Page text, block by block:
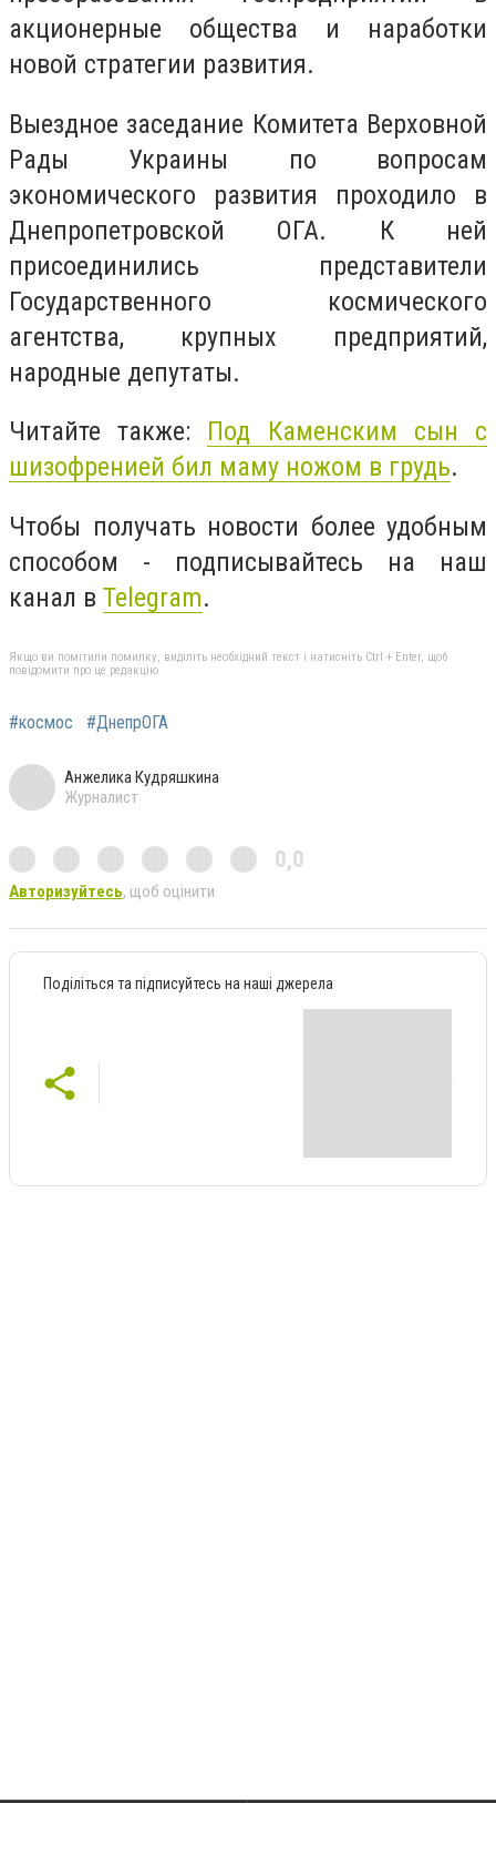
акционерные общества и наработки
новой стратегии развития.
Выездное заседание Комитета Верховной
Рады Украины по вопросам
экономического развития проходило в
Днепропетровской ОГА. К ней
присоединились представители
Государственного космического
агентства, крупных предприятий,
народные депутаты.
Читайте также: Под Каменским сын с
шизофренией бил маму ножом в грудь.
Чтобы получать новости более удобным
способом - подписывайтесь на наш
канал в Telegram.
Якщо ви помітили помилку, виділіть необхідний текст і натисніть Ctrl + Enter, щоб
повідомити про це редакцію
#космос #ДнепрОГА
Анжелика Кудряшкина
Журналист
0,0
Авторизуйтесь, щоб оцінити
Поділіться та підписуйтесь на наші джерела